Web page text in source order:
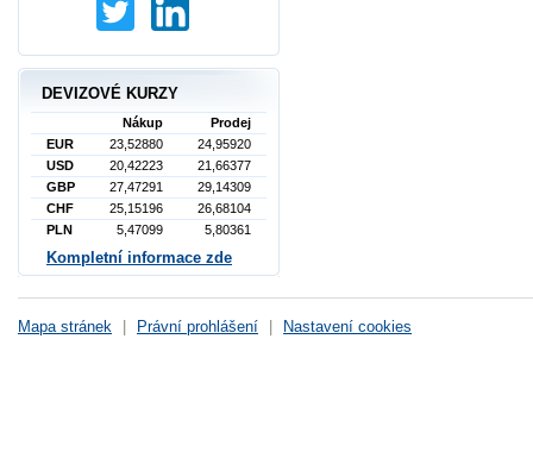
DEVIZOVÉ KURZY
Nákup
Prodej
EUR
23,52880
24,95920
USD
20,42223
21,66377
GBP
27,47291
29,14309
CHF
25,15196
26,68104
PLN
5,47099 5,80361
Kompletní informace zde
Mapa stránek Právní prohlášení Nastavení cookies